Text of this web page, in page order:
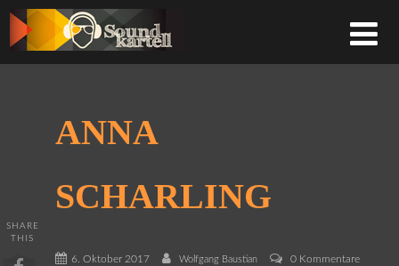
ANNA
SCHARLING
6. Oktober 2017 Wolfgang Baustian
0 Kommentare
SHARE
THIS